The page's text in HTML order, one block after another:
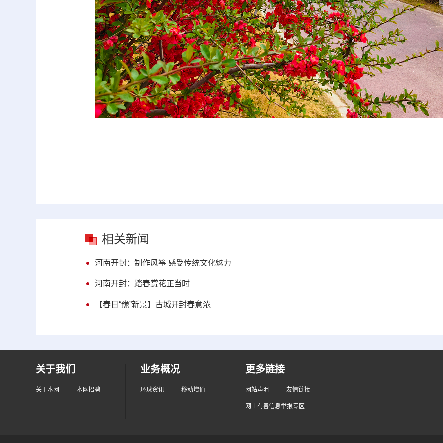
相关新闻
河南开封：制作风筝 感受传统文化魅力
河南开封：踏春赏花正当时
【春日“豫”新景】古城开封春意浓
关于我们
关于本网 本网招聘
业务概况
环球资讯 移动增值
更多链接
网站声明 友情链接
网上有害信息举报专区